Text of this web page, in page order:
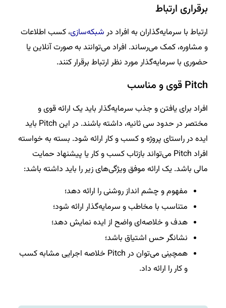
برقراری ارتباط
ارتباط با سرمایه‌گذاران به افراد در شبکه‌سازی، کسب اطلاعات
و مشاوره، کمک می‌رساند. افراد می‌توانند به صورت آنلاین یا
حضوری با سرمایه‌گذار مورد نظر ارتباط برقرار کنند.
Pitch قوی و مناسب
افراد برای یافتن و جذب سرمایه‌گذار باید یک ارائه قوی و
مختصر در حدود سی ثانیه‌، داشته باشند. در این Pitch باید
ایده در راستای پروژه و کسب و کار ارائه شود. بسته به خواسته
افراد Pitch می‌تواند بازتاب کسب و کار یا پیشنهاد حمایت
مالی باشد. یک ارائه موفق ویژگی‌های زیر را باید داشته باشد:
مفهوم و چشم انداز روشنی را ارائه دهد؛
متناسب با مخاطب و سرما‌یه‌گذار ارائه شود؛
هدف و خلاصه‌ای واضح از ایده نمایش دهد؛
نشانگر حس اشتیاق باشد؛
همچینی می‌توان در Pitch خلاصه اجرایی مشابه کسب
و کار را ارائه داد.